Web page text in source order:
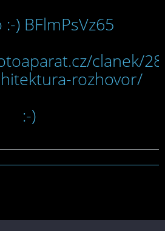
) BFlmPsVz65
clanek/
rozhovor/
:-)